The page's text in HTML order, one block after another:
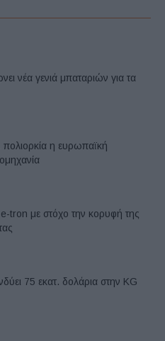
νέα γενιά μπαταριών για τα
πολιορκία η ευρωπαϊκή
tron με στόχο την κορυφή της
75 εκατ. δολάρια στην KG